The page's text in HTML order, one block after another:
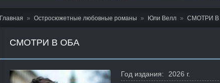
Главная Остросюжетные любовные романы Юли Велл СМОТРИ В
СМОТРИ В ОБА
Год издания:
2026 г.